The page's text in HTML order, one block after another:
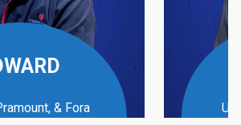
& Fora